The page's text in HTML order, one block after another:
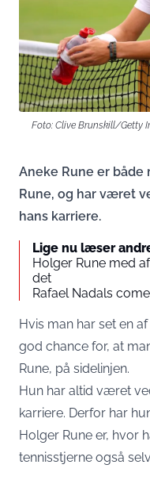
Foto: Clive Brunskill/Getty
Aneke Rune er
Rune, og har været
hans karriere.
Lige nu læser
Holger Rune med
det
Rafael Nadals
Hvis man har set en
god chance for, at
Rune, på sidelinjen.
Hun har altid været
karriere. Derfor har
Holger Rune er, hvor
tennisstjerne også